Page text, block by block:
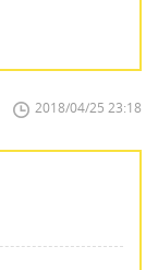
2018/04/25 23:18